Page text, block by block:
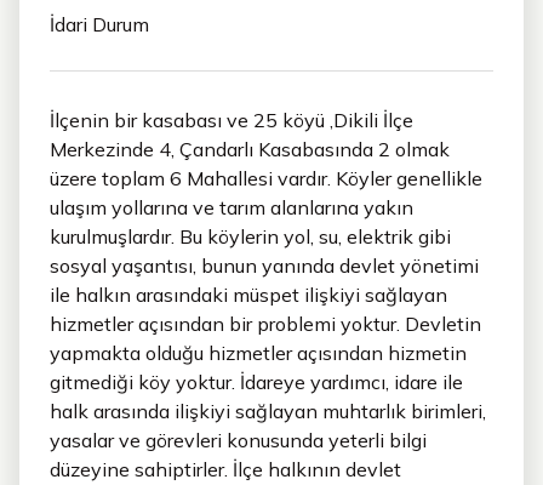
İdari Durum
İlçenin bir kasabası ve 25 köyü ,Dikili İlçe
Merkezinde 4, Çandarlı Kasabasında 2 olmak
üzere toplam 6 Mahallesi vardır. Köyler genellikle
ulaşım yollarına ve tarım alanlarına yakın
kurulmuşlardır. Bu köylerin yol, su, elektrik gibi
sosyal yaşantısı, bunun yanında devlet yönetimi
ile halkın arasındaki müspet ilişkiyi sağlayan
hizmetler açısından bir problemi yoktur. Devletin
yapmakta olduğu hizmetler açısından hizmetin
gitmediği köy yoktur. İdareye yardımcı, idare ile
halk arasında ilişkiyi sağlayan muhtarlık birimleri,
yasalar ve görevleri konusunda yeterli bilgi
düzeyine sahiptirler. İlçe halkının devlet